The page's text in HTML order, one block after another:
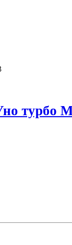
турбо